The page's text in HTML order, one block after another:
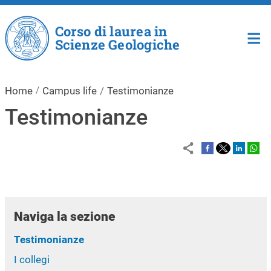
Salta al contenuto principale
Corso di laurea in
Scienze Geologiche
Home Campus life Testimonianze
Testimonianze
Naviga la sezione
Testimonianze
I collegi